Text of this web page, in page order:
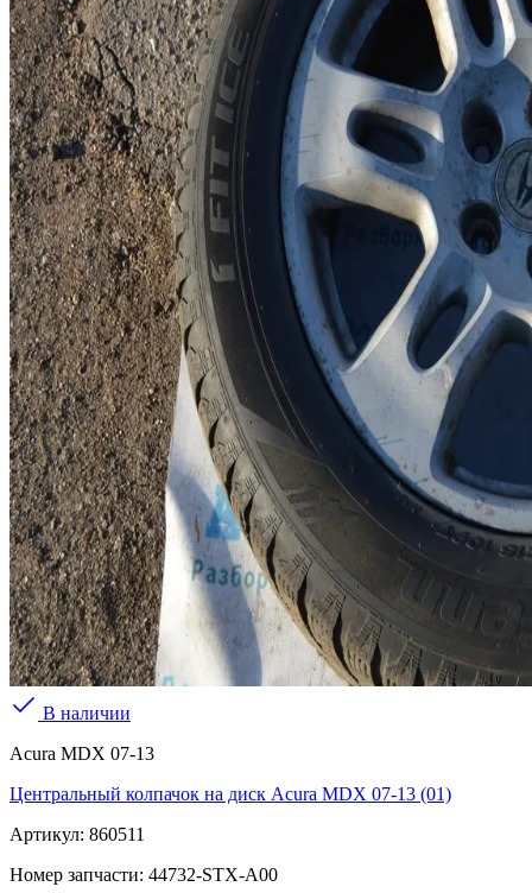
В наличии
Acura MDX 07-13
Центральный колпачок на диск Acura MDX 07-13 (01)
Артикул: 860511
Номер запчасти: 44732-STX-A00